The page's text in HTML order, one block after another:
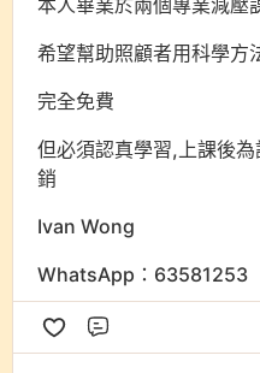
希望幫助照顧者用科學方
完全免費
但必須認真學習,上課後
銷
Ivan Wong
WhatsApp：63581253